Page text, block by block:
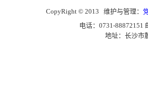
CopyRight © 2013 维护与管理：
电话：0731-88872151
地址：长沙市